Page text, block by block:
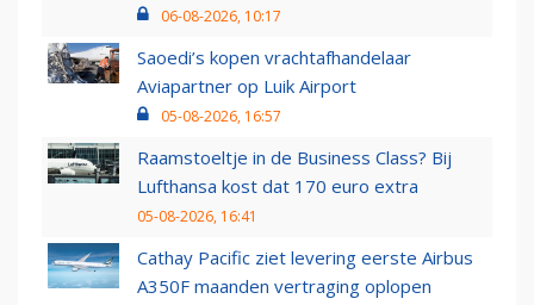
06-08-2026, 10:17
Saoedi’s kopen vrachtafhandelaar
Aviapartner op Luik Airport
05-08-2026, 16:57
Raamstoeltje in de Business Class? Bij
Lufthansa kost dat 170 euro extra
05-08-2026, 16:41
Cathay Pacific ziet levering eerste Airbus
A350F maanden vertraging oplopen